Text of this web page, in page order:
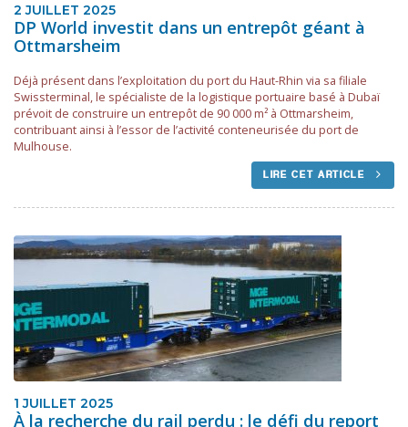
2 JUILLET 2025
DP World investit dans un entrepôt géant à
Ottmarsheim
Déjà présent dans l’exploitation du port du Haut-Rhin via sa filiale
Swissterminal, le spécialiste de la logistique portuaire basé à Dubaï
prévoit de construire un entrepôt de 90 000 m² à Ottmarsheim,
contribuant ainsi à l’essor de l’activité conteneurisée du port de
Mulhouse.
LIRE CET ARTICLE
1 JUILLET 2025
À la recherche du rail perdu : le défi du report